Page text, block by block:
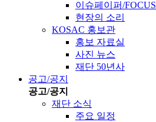
이슈페이퍼/FOCUS
현장의 소리
KOSAC 홍보관
홍보 자료실
사진 뉴스
재단 50년사
공고/공지
공고/공지
재단 소식
주요 일정